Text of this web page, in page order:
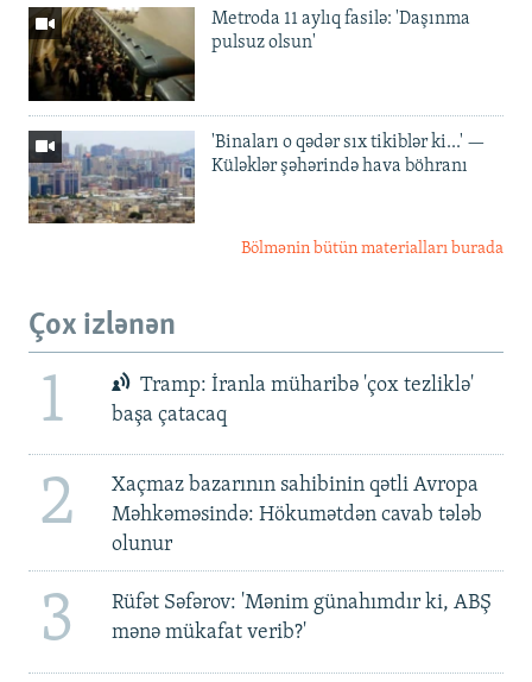
Metroda 11 aylıq fasilə: 'Daşınma
pulsuz olsun'
'Binaları o qədər sıx tikiblər ki...' —
Küləklər şəhərində hava böhranı
Bölmənin bütün materialları burada
Çox izlənən
1
Tramp: İranla müharibə 'çox tezliklə'
başa çatacaq
2
Xaçmaz bazarının sahibinin qətli Avropa
Məhkəməsində: Hökumətdən cavab tələb
olunur
3
Rüfət Səfərov: 'Mənim günahımdır ki, ABŞ
mənə mükafat verib?'